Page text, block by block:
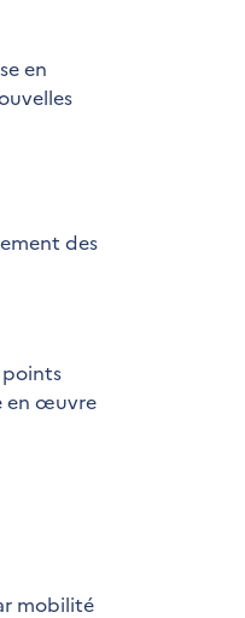
en
des
en œuvre
mobilité